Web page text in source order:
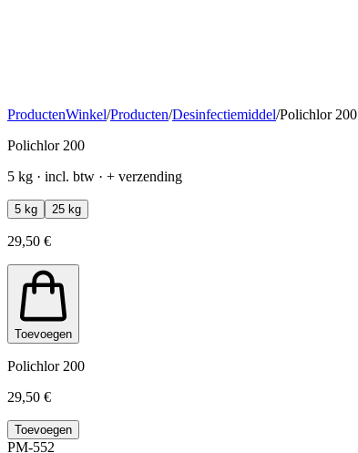
ProductenWinkel/Producten/Desinfectiemiddel/Polichlor 200
Polichlor 200
5 kg · incl. btw · + verzending
5 kg 25 kg
29,50 €
Toevoegen
Polichlor 200
29,50 €
Toevoegen
PM-552